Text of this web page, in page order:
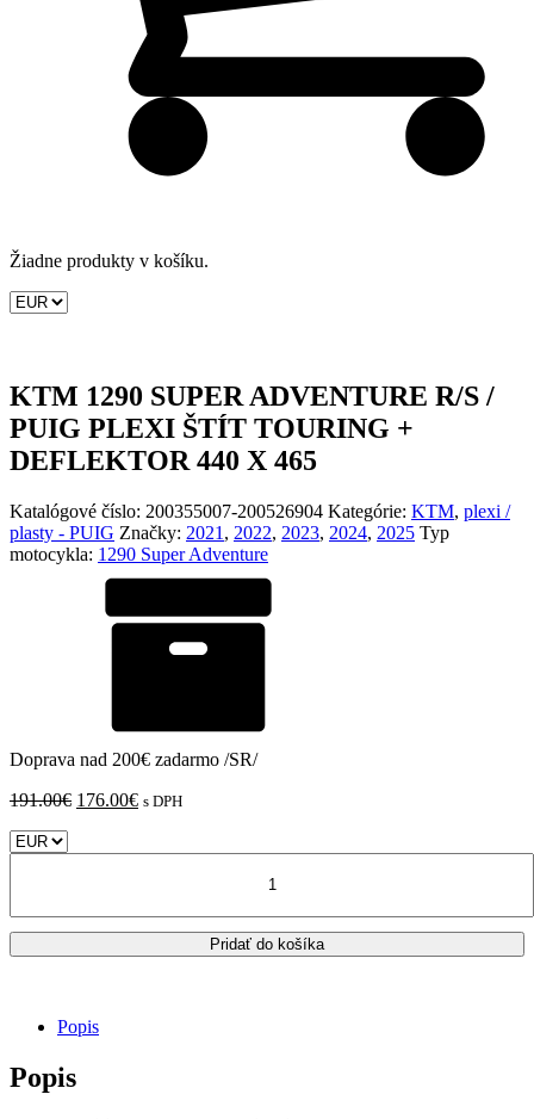
Žiadne produkty v košíku.
KTM 1290 SUPER ADVENTURE R/S /
PUIG PLEXI ŠTÍT TOURING +
DEFLEKTOR 440 X 465
Katalógové číslo: 200355007-200526904 Kategórie: KTM, plexi /
plasty - PUIG Značky: 2021 , 2022, 2023, 2024, 2025 Typ
motocykla: 1290 Super Adventure
Doprava nad 200€ zadarmo /SR/
191.00€ Pôvodná
176.00€Aktuálna
s DPH
PLEXI
TOURING
Pridať do košíka
Popis
Popis